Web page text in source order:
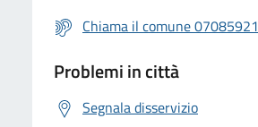
Chiama il comune 07085921
Problemi in città
Segnala disservizio